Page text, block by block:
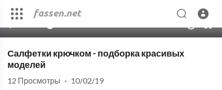
Салфетки крючком - подборка красивых
моделей
12 Просмотры · 10/02/19